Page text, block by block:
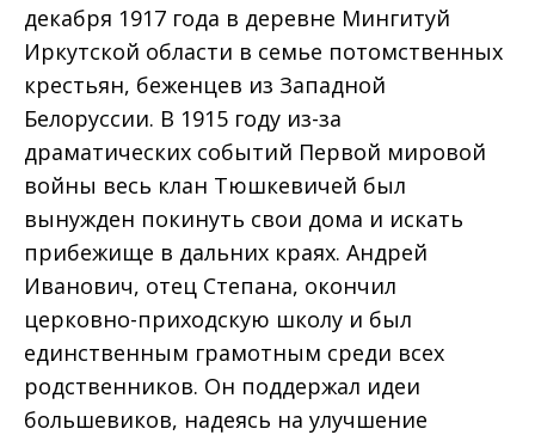
декабря 1917 года в деревне Мингитуй
Иркутской области в семье потомственных
крестьян, беженцев из Западной
Белоруссии. В 1915 году из-за
драматических событий Первой мировой
войны весь клан Тюшкевичей был
вынужден покинуть свои дома и искать
прибежище в дальних краях. Андрей
Иванович, отец Степана, окончил
церковно-приходскую школу и был
единственным грамотным среди всех
родственников. Он поддержал идеи
большевиков, надеясь на улучшение